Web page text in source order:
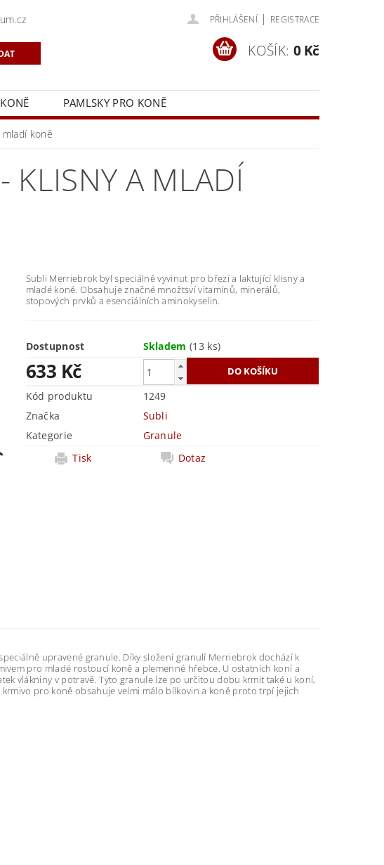
PŘIHLÁŠENÍ | REGISTRACE
KOŠÍK: 0 Kč
PAMLSKY PRO KONĚ
ŘÁD
koně
KLISNY A MLADÍ
Subli Merriebrok byl speciálně vyvinut pro březí a laktující klisny a
mladé koně. Obsahuje značné množtsví vitamínů, minerálů,
stopových prvků a esenciálních aminokyselin.
Dostupnost Skladem(13 ks)
633 Kč
Kód produktu
1249
Značka
Subli
Kategorie
Granule
Tisk
Dotaz
upravené granule. Díky složení granulí Merriebrok dochází k
pro mladé rostoucí koně a plemenné hřebce. U ostatních koní a
vlákniny v potravě. Tyto granule lze po určitou dobu krmit také u koní,
pro koně obsahuje velmi málo bílkovin a koně proto trpí jejich